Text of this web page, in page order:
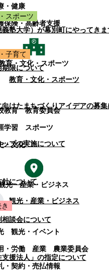
・健康
保険・高齢者支援
育・文化・スポーツ
教育・文化・スポーツ
教育
教育委員会
学習
スポーツ
・文化
光・産業・ビジネス
観光・産業・ビジネス
観光・イベント
・労働
産業
農業委員会
・契約・売払情報
スポーツ
塾大学）が幕別町にやってき
子育て
限について
けたまちづくりアイデアの募
プの実施について
について
談会について
援法人」の指定について